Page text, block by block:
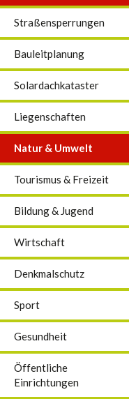
Straßensperrungen
Bauleitplanung
Solardachkataster
Liegenschaften
Natur & Umwelt
Tourismus & Freizeit
Bildung & Jugend
Wirtschaft
Denkmalschutz
Sport
Gesundheit
Öffentliche
Einrichtungen